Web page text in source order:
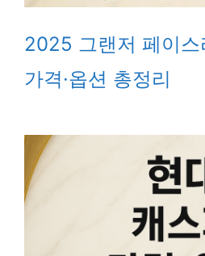
2025 그랜저 페이스
가격·옵션 총정리